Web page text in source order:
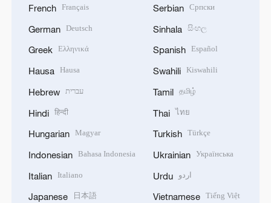
French Français
German Deutsch
Greek Ελληνικά
Hausa Hausa
Hebrew עברית
Hindi हिन्दी
Hungarian Magyar
Indonesian Bahasa Indonesia
Italian Italiano
Japanese 日本語
Serbian Српски
Sinhala සිංහල
Spanish Español
Swahili Kiswahili
Tamil தமிழ்
Thai ไทย
Turkish Türkçe
Ukrainian Українська
Urdu اردو
Vietnamese Tiếng Việt